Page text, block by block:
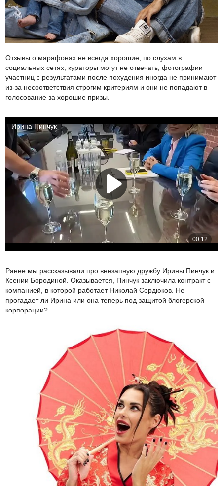
Отзывы о марафонах не всегда хорошие, по слухам в
социальных сетях, кураторы могут не отвечать, фотографии
участниц с результатами после похудения иногда не принимают
из-за несоответствия строгим критериям и они не попадают в
голосование за хорошие призы.
Ранее мы рассказывали про внезапную дружбу Ирины Пинчук и
Ксении Бородиной. Оказывается, Пинчук заключила контракт с
компанией, в которой работает Николай Сердюков. Не
прогадает ли Ирина или она теперь под защитой блогерской
корпорации?